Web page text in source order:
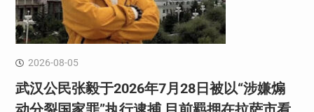
2026-08-05
武汉公民张毅于2026年7月28日被以“涉嫌煽